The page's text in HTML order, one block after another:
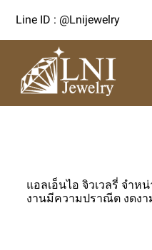
Line ID : @Lnijewelry
แอลเอ็นไอ จิวเวลรี่ จำ
งานมีความปราณีต งดงา